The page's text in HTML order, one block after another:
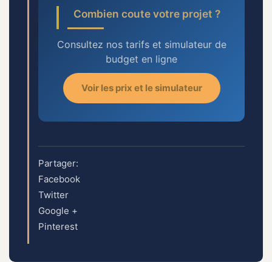
Combien coute votre projet ?
Consultez nos tarifs et simulateur de
budget en ligne
Voir les prix et le simulateur
Partager:
Facebook
Twitter
Google +
Pinterest